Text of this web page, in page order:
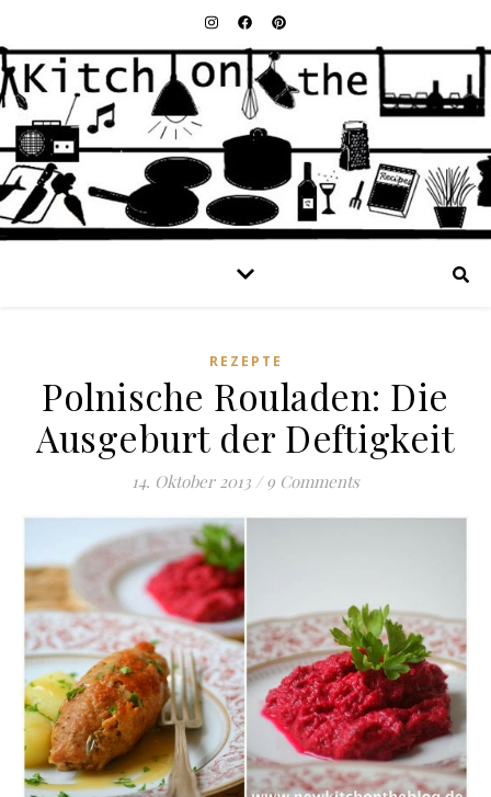
REZEPTE
Polnische Rouladen: Die
Ausgeburt der Deftigkeit
14. Oktober 2013 / 9 Comments